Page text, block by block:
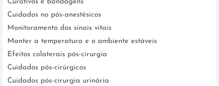
Curativos e bandagens
Cuidados no pós-anestésicos
Monitoramento dos sinais vitais
Manter a temperatura e o ambiente estáveis
Efeitos colaterais pós-cirurgia
Cuidados pós-cirúrgicos
Cuidados pós-cirurgia urinária